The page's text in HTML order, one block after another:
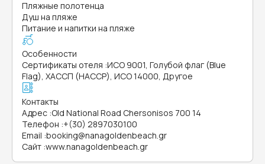
Пляжные полотенца
Душ на пляже
Питание и напитки на пляже
Особенности
Сертификаты отеля :ИСО 9001, Голубой флаг (Blue
Flag), ХАССП (HACCP), ИСО 14000, Другое
Контакты
Адрес :Old National Road Chersonisos 700 14
Телефон :+(30) 2897030100
Email :booking@nanagoldenbeach.gr
Сайт :www.nanagoldenbeach.gr